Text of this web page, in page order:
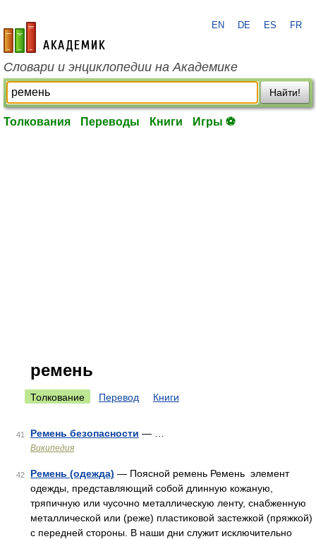
academic.ru
EN DE ES FR
Словари и энциклопедии на Академике
Найти!
Толкования Переводы Книги Игры ⚽
ремень
Толкование Перевод Книги
41 Ремень безопасности — …
Википедия
42 Ремень (одежда) — Поясной ремень Ремень элемент
одежды, представляющий собой длинную кожаную,
тряпичную или чусочно металлическую ленту, снабженную
металлической или (реже) пластиковой застежкой (пряжкой)
с передней стороны. В наши дни служит исключительно